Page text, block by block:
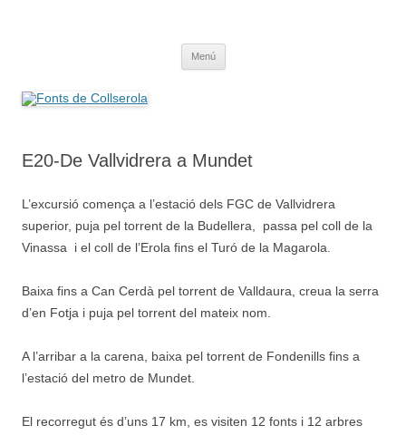
Menú
E20-De Vallvidrera a Mundet
L’excursió comença a l’estació dels FGC de Vallvidrera
superior, puja pel torrent de la Budellera, passa pel coll de la
Vinassa i el coll de l’Erola fins el Turó de la Magarola.
Baixa fins a Can Cerdà pel torrent de Valldaura, creua la serra
d’en Fotja i puja pel torrent del mateix nom.
A l’arribar a la carena, baixa pel torrent de Fondenills fins a
l’estació del metro de Mundet.
El recorregut és d’uns 17 km, es visiten 12 fonts i 12 arbres